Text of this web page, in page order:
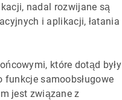
nadal rozwijane są
i aplikacji, łatania
które dotąd były
funkcje samoobsługowe
jest związane z